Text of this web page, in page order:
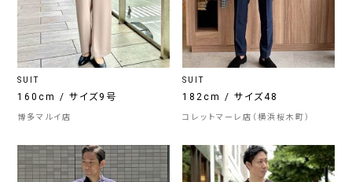
SUIT
160cm / サイズ9号
博多マルイ店
SUIT
182cm / サイズ48
コレットマーレ店（横浜桜木町）